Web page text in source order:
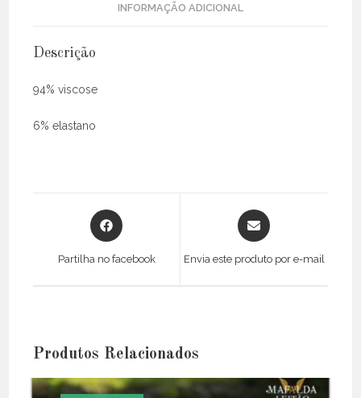
INFORMAÇÃO ADICIONAL
Descrição
94% viscose
6% elastano
Opens
in
new
Partilha no facebook
Opens
in
new
Envia este produto por e-mail
Produtos Relacionados